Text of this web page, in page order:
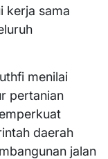
kerja sama
menilai
pertanian
daerah
jalan